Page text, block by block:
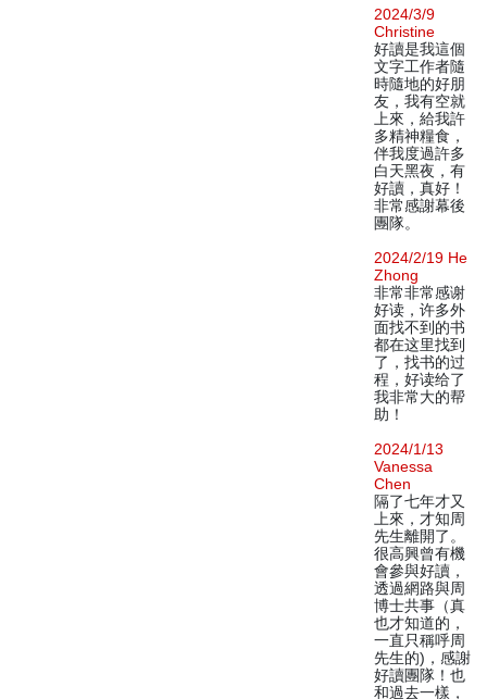
2024/3/9
Christine
好讀是我這個
文字工作者隨
時隨地的好朋
友，我有空就
上來，給我許
多精神糧食，
伴我度過許多
白天黑夜，有
好讀，真好！
非常感謝幕後
團隊。
2024/2/19 He
Zhong
非常非常感谢
好读，许多外
面找不到的书
都在这里找到
了，找书的过
程，好读给了
我非常大的帮
助！
2024/1/13
Vanessa
Chen
隔了七年才又
上來，才知周
先生離開了。
很高興曾有機
會參與好讀，
透過網路與周
博士共事（真
也才知道的，
一直只稱呼周
先生的)，感謝
好讀團隊！也
和過去一樣，